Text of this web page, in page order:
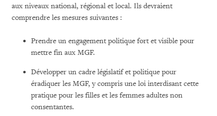
aux niveaux national, régional et local. Ils devraient
comprendre les mesures suivantes :
Prendre un engagement politique fort et visible pour
mettre fin aux MGF.
Développer un cadre législatif et politique pour
éradiquer les MGF, y compris une loi interdisant cette
pratique pour les filles et les femmes adultes non
consentantes.